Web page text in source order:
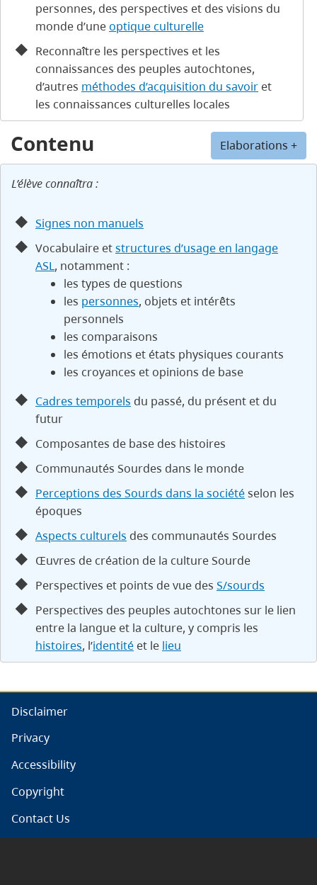
Elaborations +
Contenu
L’élève connaîtra :
Signes non manuels
Vocabulaire etstructures d’usage en langage
ASL, notamment :
les types de questions
les personnes, objets et intérêts
personnels
les comparaisons
les émotions et états physiques courants
les croyances et opinions de base
Cadres temporels du passé, du présent et du
futur
Composantes de base des histoires
Communautés Sourdes dans le monde
Perceptions des Sourds dans la sociétéselon les
époques
Aspects culturels des communautés Sourdes
Œuvres de création de la culture Sourde
Perspectives et points de vue des S/sourds
Perspectives des peuples autochtones sur le lien
entre la langue et la culture, y compris les
histoires, l’identité et le lieu
personnes, des perspectives et des visions du
monde d’uneoptique culturelle
Reconnaître les perspectives et les
connaissances des peuples autochtones,
d’autres méthodes d’acquisition du savoir et
les connaissances culturelles locales
Disclaimer
Privacy
Accessibility
Copyright
Contact Us